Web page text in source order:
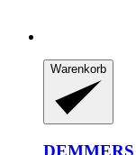
Warenkorb